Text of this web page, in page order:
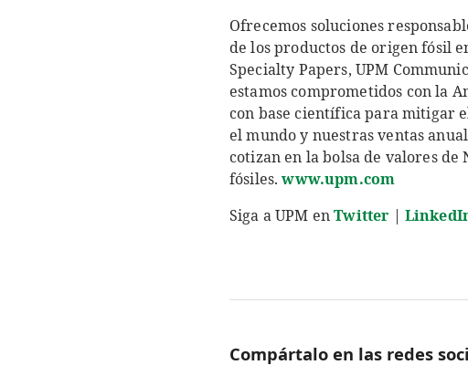
Ofrecemos soluciones
de los productos de origen fósil
Specialty Papers, UPM
estamos comprometidos con la
con base científica para mitigar
el mundo y nuestras ventas
cotizan en la bolsa de valores
fósiles.www.upm.com
Siga a UPM enTwitter |
Compártalo en las redes